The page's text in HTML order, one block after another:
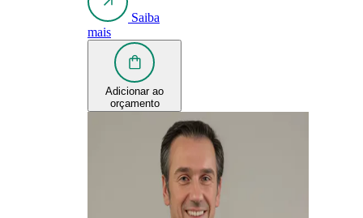
Saiba
mais
Adicionar ao
orçamento